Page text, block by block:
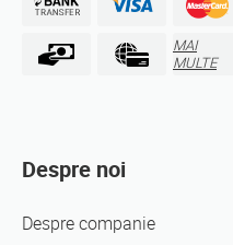
MAI
MULTE
Despre noi
Despre companie